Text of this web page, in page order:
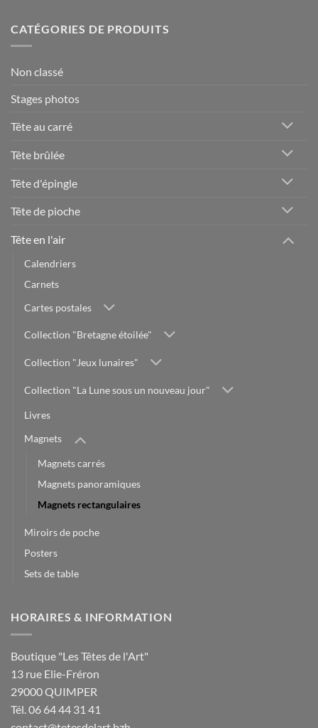
CATÉGORIES DE PRODUITS
Non classé
Stages photos
Tête au carré
Tête brûlée
Tête d'épingle
Tête de pioche
Tête en l'air
Calendriers
Carnets
Cartes postales
Collection "Bretagne étoilée"
Collection "Jeux lunaires"
Collection "La Lune sous un nouveau jour"
Livres
Magnets
Magnets carrés
Magnets panoramiques
Magnets rectangulaires
Miroirs de poche
Posters
Sets de table
HORAIRES & INFORMATION
Boutique "Les Têtes de l'Art"
13 rue Elie-Fréron
29000 QUIMPER
Tél. 06 64 44 31 41